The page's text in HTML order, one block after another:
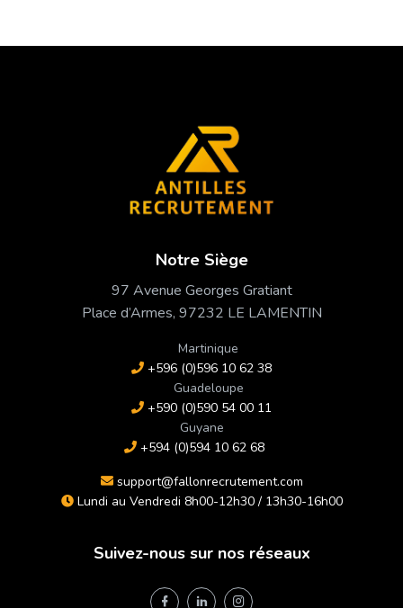
Notre Siège
97 Avenue Georges Gratiant
Place d’Armes, 97232 LE LAMENTIN
Martinique
+596 (0)596 10 62 38
Guadeloupe
+590 (0)590 54 00 11
Guyane
+594 (0)594 10 62 68
support@fallonrecrutement.com
Lundi au Vendredi 8h00-12h30 / 13h30-16h00
Suivez-nous sur nos réseaux